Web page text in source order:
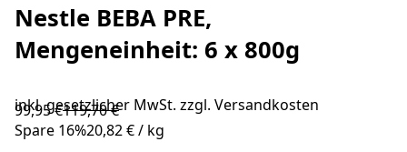
Nestle BEBA PRE,
Mengeneinheit: 6 x 800g
inkl. gesetzlicher MwSt. zzgl. Versandkosten
99,95 €119,70 €
Spare 16%20,82 €/ kg